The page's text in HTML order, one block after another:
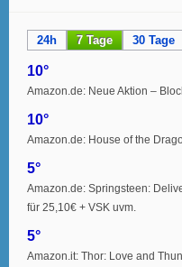
24h 7 Tage 30 Tage
10°
Amazon.de: Neue Aktion –
10°
Amazon.de: House of the
5°
Amazon.de: Springsteen:
für 25,10€ + VSK uvm.
5°
Amazon.it: Thor: Love and